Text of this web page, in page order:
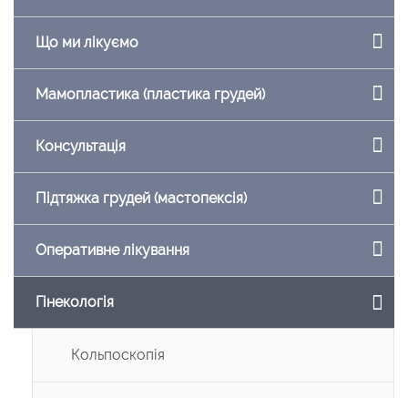
Що ми лікуємо
Мамопластика (пластика грудей)
Консультація
Підтяжка грудей (мастопексія)
Оперативне лікування
Гінекологія
Кольпоскопія